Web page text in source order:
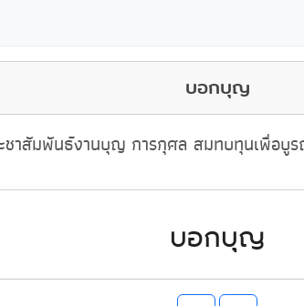
บอกบุญ
ชาสัมพันธ์งานบุญ การกุศล สมทบทุนเพื่อบู
บอกบุญ